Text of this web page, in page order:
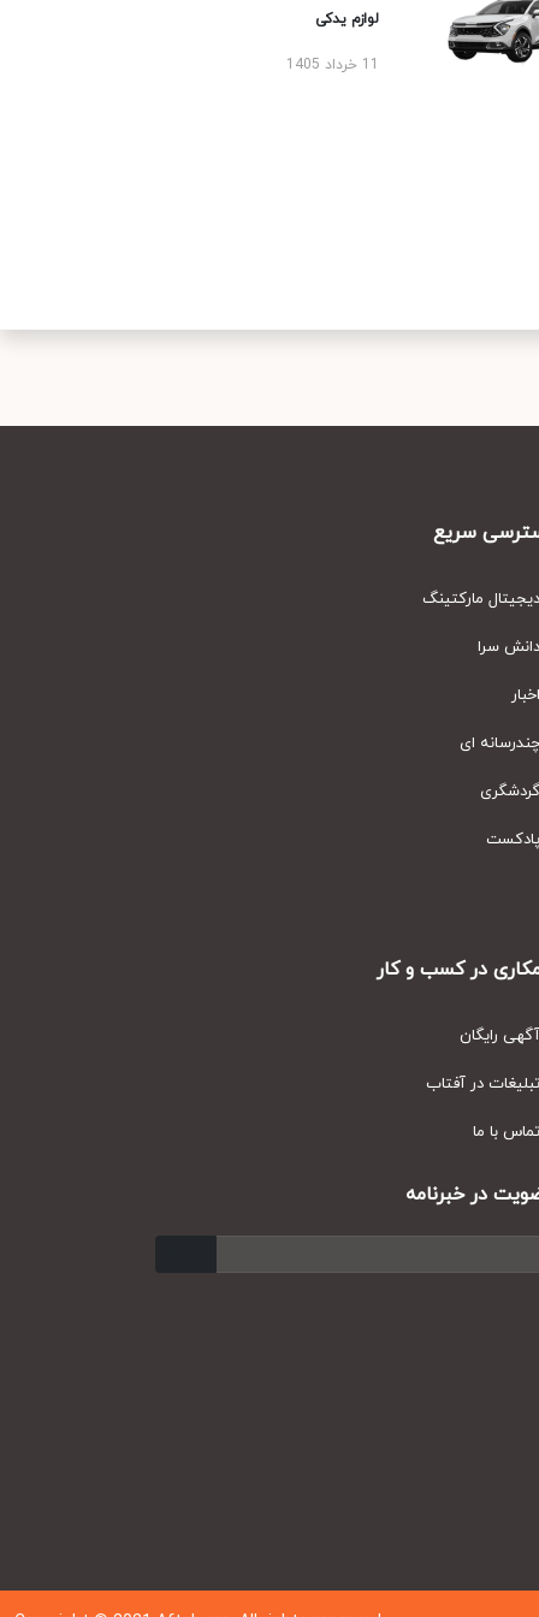
لوازم یدکی
سریع
مارکتینگ
سرا
ای
در کسب و کار
رایگان
در آفتاب
با ما
در خبرنامه